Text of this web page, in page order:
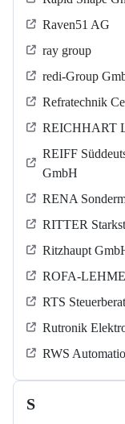
Raven51 AG
ray group
redi-Group
Refratechnik
REICHHART
REIFF
GmbH
RENA
RITTER
Ritzhaupt
ROFA-
RTS
Rutronik
RWS
S